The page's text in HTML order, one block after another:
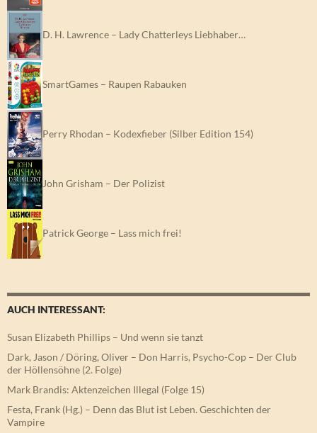
D. H. Lawrence – Lady Chatterleys Liebhaber…
SmartGames – Raupen Rabauken
Perry Rhodan – Kodexfieber (Silber Edition 154)
John Grisham – Der Polizist
Patrick George – Lass mich frei!
AUCH INTERESSANT:
Susan Elizabeth Phillips – Und wenn sie tanzt
Dark, Jason / Döring, Oliver – Don Harris, Psycho-Cop – Der Club
der Höllensöhne (2. Folge)
Mark Brandis: Aktenzeichen Illegal (Folge 15)
Festa, Frank (Hg.) – Denn das Blut ist Leben. Geschichten der
Vampire